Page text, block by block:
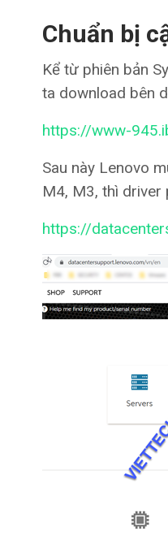
Chuẩn bị
Kể từ phiên bản
ta download bên
https://www-
Sau này Lenovo
M4, M3, thì driver
https://